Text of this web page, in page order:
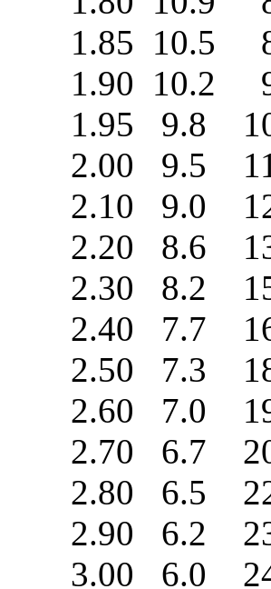
1.85 10.5
1.90 10.2
1.95 9.8
2.00 9.5
2.10 9.0
2.20 8.6
2.30 8.2
2.40 7.7
2.50 7.3
2.60 7.0
2.70 6.7
2.80 6.5
2.90 6.2
3.00 6.0